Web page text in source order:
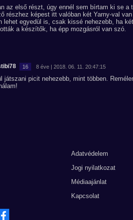
az első részt, úgy ennél sem bírtam ki se
részhez képest itt valóban két Yarny-val
lehet egyedül is, csak kissé nehezebb, ha
a készítők, ha épp mozgásról van szó.
16 8 éve | 2018. 06. 11. 20:47:15
játszani picit nehezebb, mint többen.
Adatvédelem
Jogi nyilatkozat
Médiaajánlat
Kapcsolat